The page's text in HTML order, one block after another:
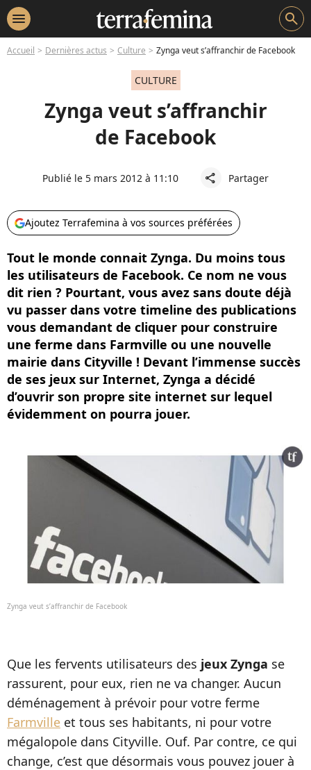
menu search
Accueil Dernières actus Culture Zynga veut s’affranchir de Facebook
CULTURE
Zynga veut s’affranchir
de Facebook
Publié le 5 mars 2012 à 11:10 share Partager
Ajoutez Terrafemina à vos sources préférées
Tout le monde connait Zynga. Du moins tous
les utilisateurs de Facebook. Ce nom ne vous
dit rien ? Pourtant, vous avez sans doute déjà
vu passer dans votre timeline des publications
vous demandant de cliquer pour construire
une ferme dans Farmville ou une nouvelle
mairie dans Cityville ! Devant l’immense succès
de ses jeux sur Internet, Zynga a décidé
d’ouvrir son propre site internet sur lequel
évidemment on pourra jouer.
Zynga veut s’affranchir de Facebook
Que les fervents utilisateurs des jeux Zynga se
rassurent, pour eux, rien ne va changer. Aucun
déménagement à prévoir pour votre ferme
Farmville et tous ses habitants, ni pour votre
mégalopole dans Cityville. Ouf. Par contre, ce qui
change, c’est que désormais vous pouvez jouer à